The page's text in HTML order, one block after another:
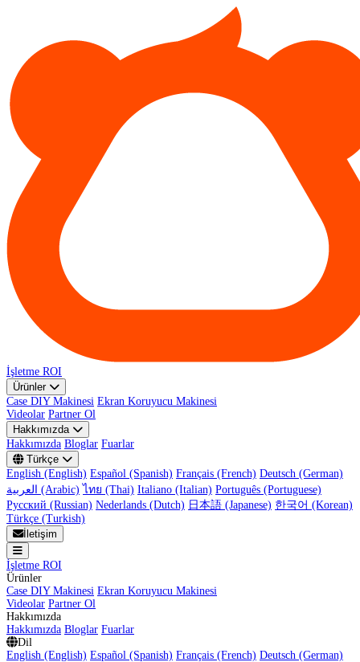
İşletme ROI
Ürünler
Case DIY Makinesi Ekran Koruyucu Makinesi
Videolar Partner Ol
Hakkımızda
Hakkımızda Bloglar Fuarlar
Türkçe
English (English) Español (Spanish) Français (French) Deutsch (German)
العربية (Arabic) ไทย (Thai) Italiano (Italian) Português (Portuguese)
Русский (Russian) Nederlands (Dutch) 日本語 (Japanese) 한국어 (Korean)
Türkçe (Turkish)
İletişim
İşletme ROI
Ürünler
Case DIY Makinesi Ekran Koruyucu Makinesi
Videolar Partner Ol
Hakkımızda
Hakkımızda Bloglar Fuarlar
Dil
English (English) Español (Spanish) Français (French) Deutsch (German)